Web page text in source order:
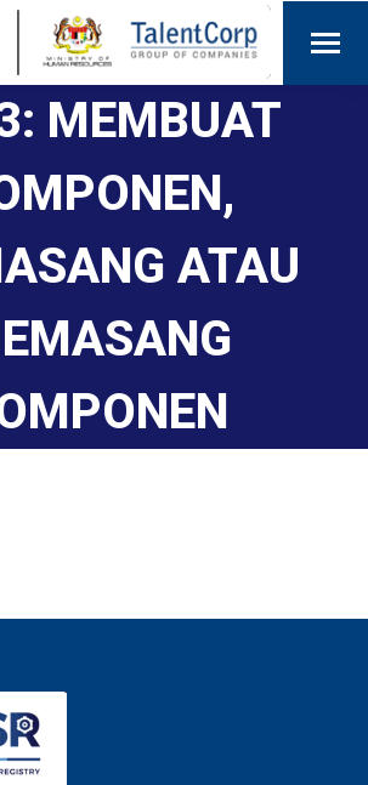
MEMBUAT
ATAU